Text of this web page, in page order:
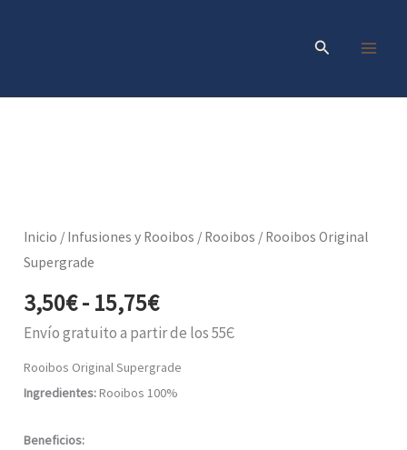
Buscar
Inicio / Infusiones y Rooibos / Rooibos / Rooibos Original
Supergrade
3,50€- 15,75€
precios:
hasta
15,75€
Envío gratuito a partir de los 55Є
Rooibos Original Supergrade
Ingredientes:Rooibos 100%
Beneficios:
cantidad